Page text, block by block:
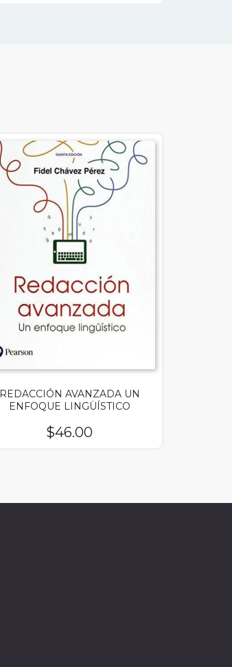
REDACCIÓN AVANZADA UN
ENFOQUE LINGÜÍSTICO
$46.00